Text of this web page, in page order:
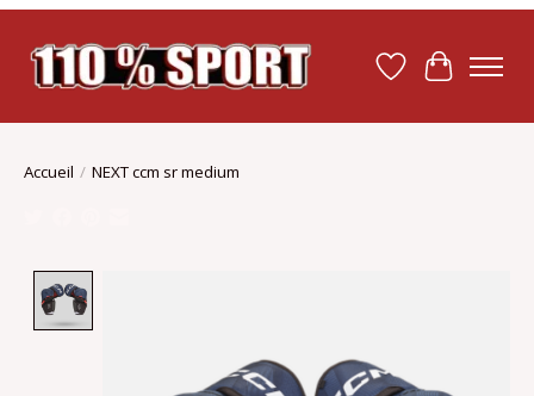
Liste dePanier
Accueil / NEXT ccm sr medium